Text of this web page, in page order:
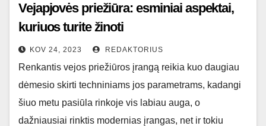
Vejapjovės priežiūra: esminiai aspektai,
kuriuos turite žinoti
KOV 24, 2023 REDAKTORIUS
Renkantis vejos priežiūros įrangą reikia kuo daugiau
dėmesio skirti techniniams jos parametrams, kadangi
šiuo metu pasiūla rinkoje vis labiau auga, o
dažniausiai rinktis modernias įrangas, net ir tokiu